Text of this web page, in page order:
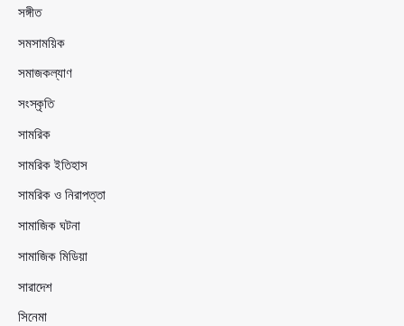
সঙ্গীত
সমসাময়িক
সমাজকল্যাণ
সংস্কৃতি
সামরিক
সামরিক ইতিহাস
সামরিক ও নিরাপত্তা
সামাজিক ঘটনা
সামাজিক মিডিয়া
সারাদেশ
সিনেমা